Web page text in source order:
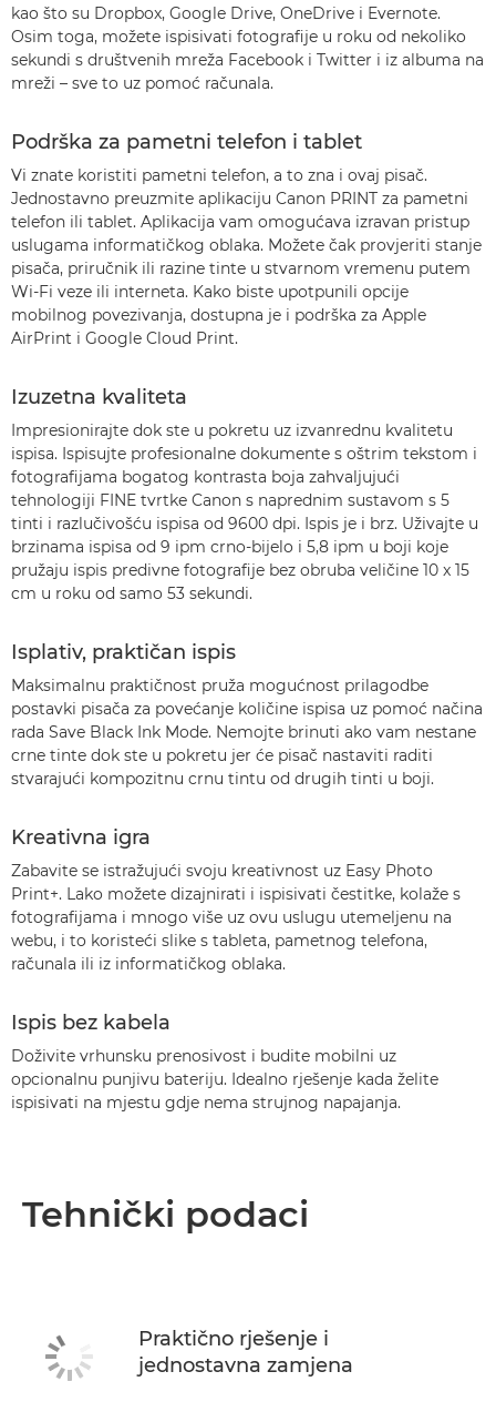
kao što su Dropbox, Google Drive, OneDrive i Evernote.
Osim toga, možete ispisivati fotografije u roku od nekoliko
sekundi s društvenih mreža Facebook i Twitter i iz albuma na
mreži – sve to uz pomoć računala.
Podrška za pametni telefon i tablet
Vi znate koristiti pametni telefon, a to zna i ovaj pisač.
Jednostavno preuzmite aplikaciju Canon PRINT za pametni
telefon ili tablet. Aplikacija vam omogućava izravan pristup
uslugama informatičkog oblaka. Možete čak provjeriti stanje
pisača, priručnik ili razine tinte u stvarnom vremenu putem
Wi-Fi veze ili interneta. Kako biste upotpunili opcije
mobilnog povezivanja, dostupna je i podrška za Apple
AirPrint i Google Cloud Print.
Izuzetna kvaliteta
Impresionirajte dok ste u pokretu uz izvanrednu kvalitetu
ispisa. Ispisujte profesionalne dokumente s oštrim tekstom i
fotografijama bogatog kontrasta boja zahvaljujući
tehnologiji FINE tvrtke Canon s naprednim sustavom s 5
tinti i razlučivošću ispisa od 9600 dpi. Ispis je i brz. Uživajte u
brzinama ispisa od 9 ipm crno-bijelo i 5,8 ipm u boji koje
pružaju ispis predivne fotografije bez obruba veličine 10 x 15
cm u roku od samo 53 sekundi.
Isplativ, praktičan ispis
Maksimalnu praktičnost pruža mogućnost prilagodbe
postavki pisača za povećanje količine ispisa uz pomoć načina
rada Save Black Ink Mode. Nemojte brinuti ako vam nestane
crne tinte dok ste u pokretu jer će pisač nastaviti raditi
stvarajući kompozitnu crnu tintu od drugih tinti u boji.
Kreativna igra
Zabavite se istražujući svoju kreativnost uz Easy Photo
Print+. Lako možete dizajnirati i ispisivati čestitke, kolaže s
fotografijama i mnogo više uz ovu uslugu utemeljenu na
webu, i to koristeći slike s tableta, pametnog telefona,
računala ili iz informatičkog oblaka.
Ispis bez kabela
Doživite vrhunsku prenosivost i budite mobilni uz
opcionalnu punjivu bateriju. Idealno rješenje kada želite
ispisivati na mjestu gdje nema strujnog napajanja.
Tehnički podaci
Praktično rješenje i
jednostavna zamjena